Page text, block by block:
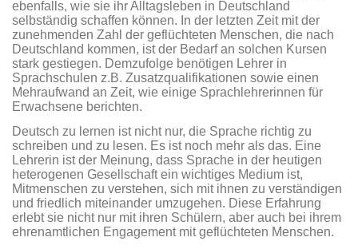
ebenfalls, wie sie ihr Alltagsleben in Deutschland
selbständig schaffen können. In der letzten Zeit mit der
zunehmenden Zahl der geflüchteten Menschen, die nach
Deutschland kommen, ist der Bedarf an solchen Kursen
stark gestiegen. Demzufolge benötigen Lehrer in
Sprachschulen z.B. Zusatzqualifikationen sowie einen
Mehraufwand an Zeit, wie einige Sprachlehrerinnen für
Erwachsene berichten.
Deutsch zu lernen ist nicht nur, die Sprache richtig zu
schreiben und zu lesen. Es ist noch mehr als das. Eine
Lehrerin ist der Meinung, dass Sprache in der heutigen
heterogenen Gesellschaft ein wichtiges Medium ist,
Mitmenschen zu verstehen, sich mit ihnen zu verständigen
und friedlich miteinander umzugehen. Diese Erfahrung
erlebt sie nicht nur mit ihren Schülern, aber auch bei ihrem
ehrenamtlichen Engagement mit geflüchteten Menschen.